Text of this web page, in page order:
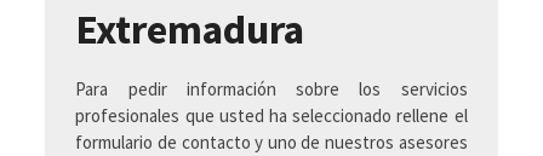
Extremadura
Para pedir información sobre los servicios
profesionales que usted ha seleccionado rellene el
formulario de contacto y uno de nuestros asesores